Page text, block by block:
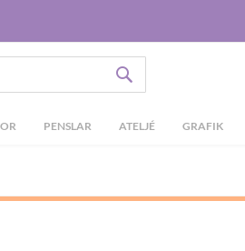
PENSLAR ATELJÉ GRAFIK